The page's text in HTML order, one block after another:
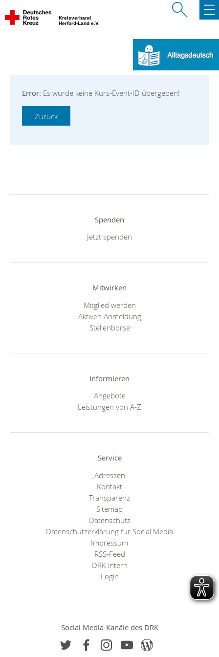
Kreisverband
Herford-Land e.V.
Error: Es wurde keine Kurs-Event-ID übergeben!
Spenden
Jetzt spenden
Mitwirken
Mitglied werden
Aktiven Anmeldung
Stellenbörse
Informieren
Angebote
Leistungen von A-Z
Service
Adressen
Kontakt
Transparenz
Sitemap
Datenschutz
Datenschutzerklärung für Social Media
Impressum
RSS-Feed
DRK intern
Login
Social Media-Kanäle des DRK